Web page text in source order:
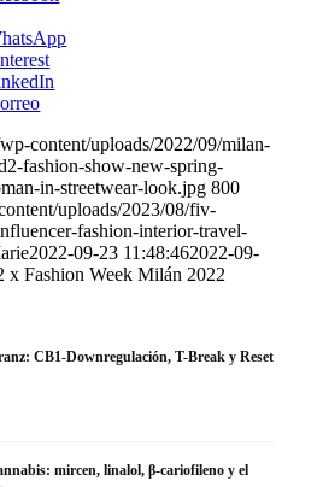
content/uploads/2022/09/milan-
fashion-show-new-spring-
in-streetwear-look.jpg 800
uploads/2023/08/fiv-
fashion-interior-travel-
2022-09-23 11:48:462022-09-
x Fashion Week Milán 2022
CB1-Downregulación, T-Break y Reset
mircen, linalol, β-cariofileno y el